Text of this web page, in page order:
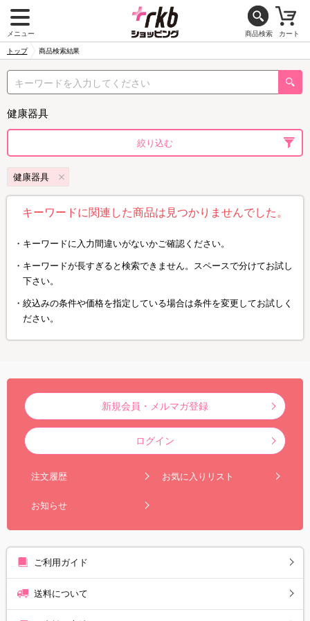
メニュー 商品検索 カート
トップ 商品検索結果
健康器具
絞り込む
健康器具
キーワードに関連した商品は見つかりませんでした。
キーワードに入力間違いがないかご確認ください。
キーワードが長すぎると検索できません。スペースで分けてお試し
下さい。
絞込みの条件や価格を指定している場合は条件を変更してお試しく
ださい。
新規会員・メルマガ登録
ログイン
注文履歴 お気に入りリスト
お知らせ
ご利用ガイド
送料について